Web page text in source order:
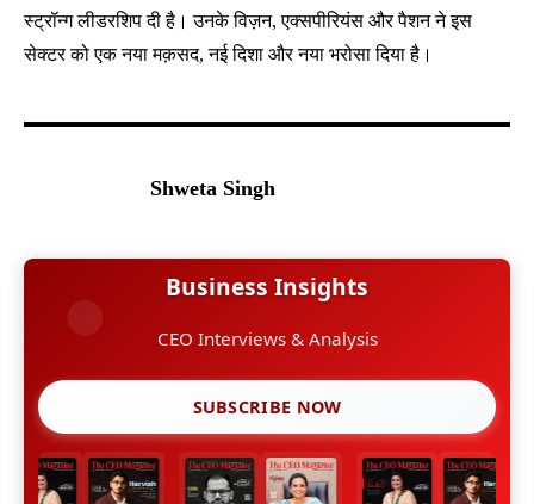
स्ट्रॉन्ग लीडरशिप दी है। उनके विज़न, एक्सपीरियंस और पैशन ने इस
सेक्टर को एक नया मक़सद, नई दिशा और नया भरोसा दिया है।
Shweta Singh
Business Insights
CEO Interviews & Analysis
SUBSCRIBE NOW